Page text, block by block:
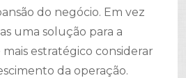
do negócio. Em vez
uma solução para a
estratégico considerar
da operação.